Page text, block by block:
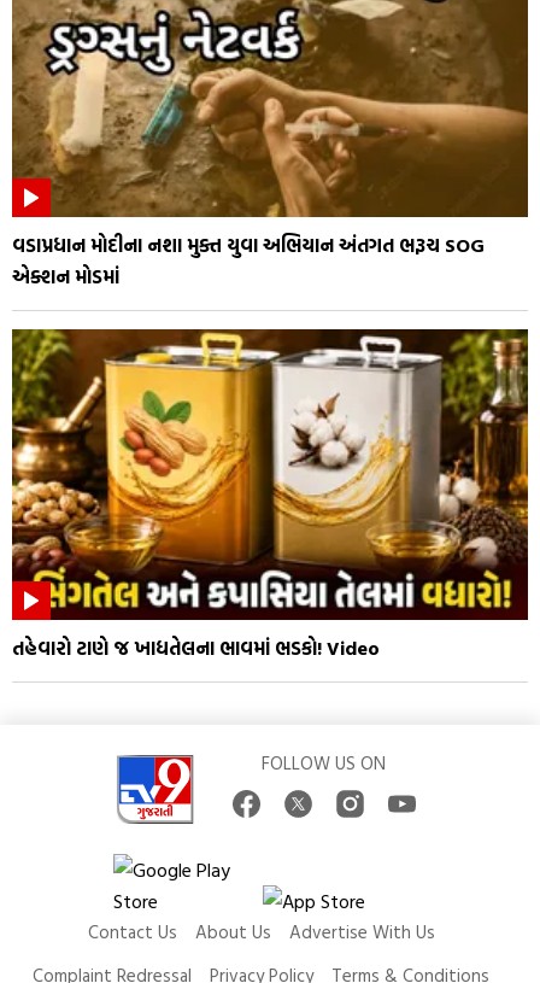
વડાપ્રધાન મોદીના નશા મુક્ત યુવા અભિયાન અંતગત ભરૂચ SOG
એક્શન મોડમાં
તહેવારો ટાણે જ ખાદ્યતેલના ભાવમાં ભડકો! Video
FOLLOW US ON
Contact Us About Us
Advertise With Us
Complaint Redressal
Privacy Policy Terms & Conditions